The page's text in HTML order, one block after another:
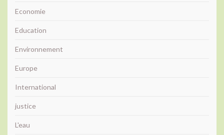
Economie
Education
Environnement
Europe
International
justice
L'eau